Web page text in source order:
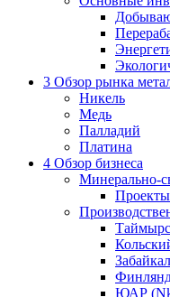
3 Обзор рынка
Никель
Медь
Палладий
Платина
4 Обзор бизнеса
Минерально-
Проекты
ЮАР